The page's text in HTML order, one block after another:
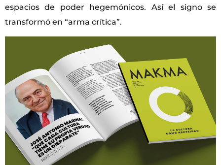
espacios de poder hegemónicos. Así el signo se
transformó en “arma crítica”.